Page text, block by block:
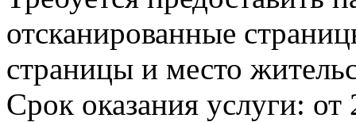
отсканированные
страницы и место
Срок оказания услуги: от